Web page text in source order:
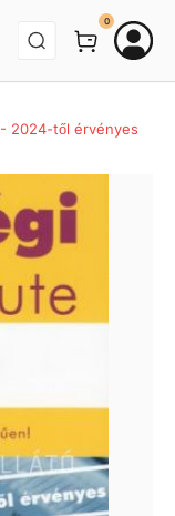
BEJELENTKEZÉS
0
2024-től érvényes